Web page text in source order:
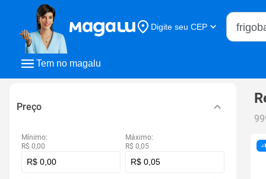
Tem no magalu
Digite seu CEP
Buscar
Preço
Mínimo:
R$ 0,00
Máximo:
R$ 0,05